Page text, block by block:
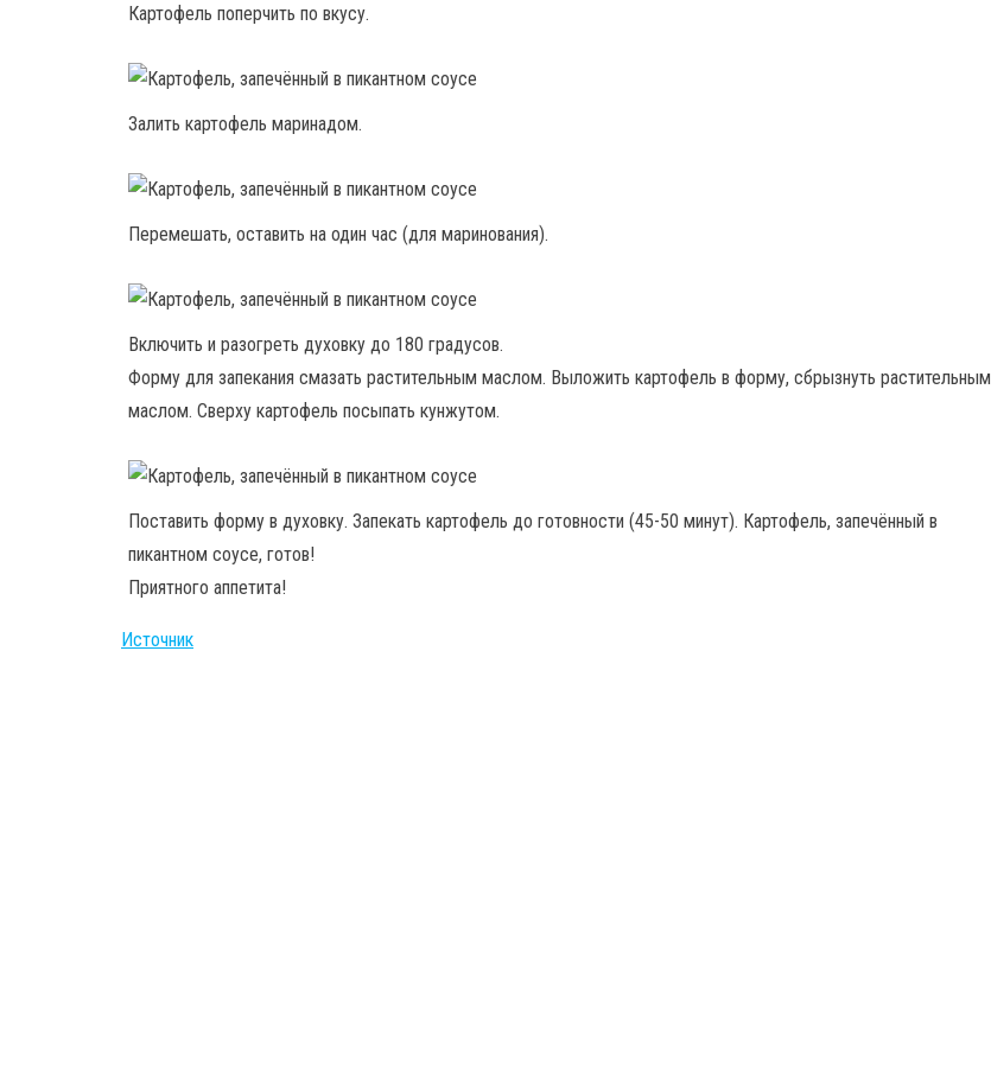
Картофель поперчить по вкусу.
Залить картофель маринадом.
Перемешать, оставить на один час (для маринования).
Включить и разогреть духовку до 180 градусов.
Форму для запекания смазать растительным маслом. Выложить картофель в форму, сбрызнуть растительным
маслом. Сверху картофель посыпать кунжутом.
Поставить форму в духовку. Запекать картофель до готовности (45-50 минут). Картофель, запечённый в
пикантном соусе, готов!
Приятного аппетита!
Источник